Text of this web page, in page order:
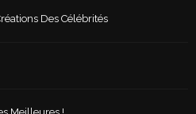
Des Célébrités